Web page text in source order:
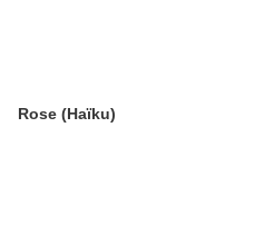
Rose (Haïku)